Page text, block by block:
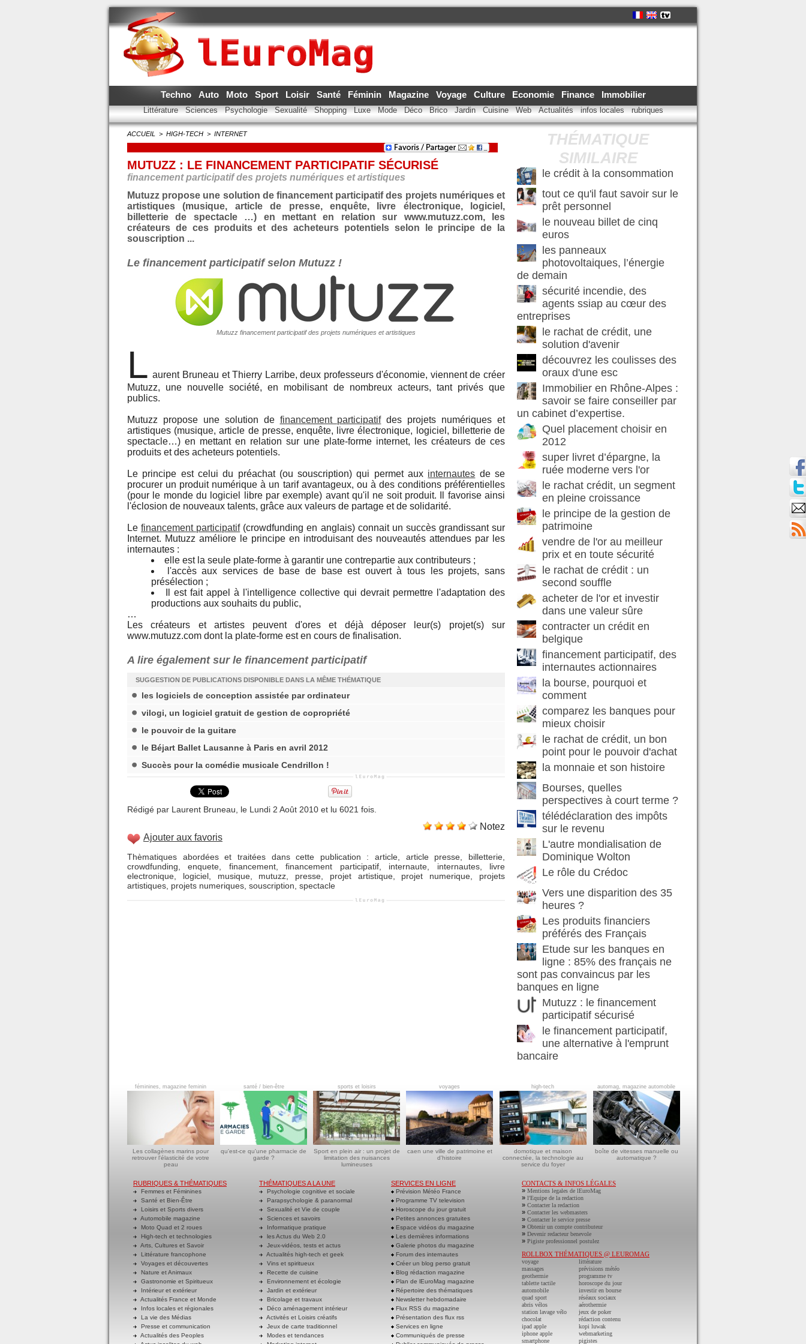
Techno Auto Moto Sport Loisir Santé Féminin Magazine Voyage Culture Economie Finance Immobilier
Littérature Sciences Psychologie Sexualité Shopping Luxe Mode Déco Brico Jardin Cuisine Web Actualités infos locales rubriques
ACCUEIL > HIGH-TECH > INTERNET
MUTUZZ : LE FINANCEMENT PARTICIPATIF SÉCURISÉ
financement participatif des projets numériques et artistiques
Mutuzz propose une solution de financement participatif des projets numériques et
artistiques (musique, article de presse, enquête, livre électronique, logiciel,
billetterie de spectacle …) en mettant en relation sur www.mutuzz.com, les
créateurs de ces produits et des acheteurs potentiels selon le principe de la
souscription ...
Le financement participatif selon Mutuzz !
Mutuzz financement participatif des projets numériques et artistiques
L aurent Bruneau et Thierry Larribe, deux professeurs d'économie, viennent de créer
Mutuzz, une nouvelle société, en mobilisant de nombreux acteurs, tant privés que
publics.
Mutuzz propose une solution de financement participatifdes projets numériques et
artistiques (musique, article de presse, enquête, livre électronique, logiciel, billetterie de
spectacle…) en mettant en relation sur une plate-forme internet, les créateurs de ces
produits et des acheteurs potentiels.
Le principe est celui du préachat (ou souscription) qui permet aux internautes de se
procurer un produit numérique à un tarif avantageux, ou à des conditions préférentielles
(pour le monde du logiciel libre par exemple) avant qu'il ne soit produit. Il favorise ainsi
l'éclosion de nouveaux talents, grâce aux valeurs de partage et de solidarité.
Lefinancement participatif(crowdfunding en anglais) connait un succès grandissant sur
Internet. Mutuzz améliore le principe en introduisant des nouveautés attendues par les
internautes :
elle est la seule plate-forme à garantir une contrepartie aux contributeurs ;
l'accès aux services de base de base est ouvert à tous les projets, sans
présélection ;
Il est fait appel à l'intelligence collective qui devrait permettre l'adaptation des
productions aux souhaits du public,
…
Les créateurs et artistes peuvent d'ores et déjà déposer leur(s) projet(s) sur
www.mutuzz.com dont la plate-forme est en cours de finalisation.
A lire également sur le financement participatif
SUGGESTION DE PUBLICATIONS DISPONIBLE DANS LA MÊME THÉMATIQUE
les logiciels de conception assistée par ordinateur
vilogi, un logiciel gratuit de gestion de copropriété
le pouvoir de la guitare
le Béjart Ballet Lausanne à Paris en avril 2012
Succès pour la comédie musicale Cendrillon !
Rédigé par Laurent Bruneau, le Lundi 2 Août 2010 et lu 6021 fois.
Notez
Ajouter aux favoris
Thèmatiques abordées et traitées dans cette publication :article article presse billetterie
crowdfunding ,enquete financement,financement participatif, internaute internautes, livre
electronique
logiciel, musique, mutuzz presse projet artistique, projet numerique
projets
artistiques projets numeriques souscription spectacle
THÉMATIQUE
SIMILAIRE
le crédit à la consommation
tout ce qu'il faut savoir sur le
prêt personnel
le nouveau billet de cinq
euros
les panneaux
photovoltaiques, l’énergie
de demain
sécurité incendie, des
agents ssiap au cœur des
entreprises
le rachat de crédit, une
solution d'avenir
découvrez les coulisses des
oraux d'une esc
Immobilier en Rhône-Alpes :
savoir se faire conseiller par
un cabinet d’expertise.
Quel placement choisir en
2012
super livret d’épargne, la
ruée moderne vers l'or
le rachat crédit, un segment
en pleine croissance
le principe de la gestion de
patrimoine
vendre de l'or au meilleur
prix et en toute sécurité
le rachat de crédit : un
second souffle
acheter de l'or et investir
dans une valeur sûre
contracter un crédit en
belgique
financement participatif, des
internautes actionnaires
la bourse, pourquoi et
comment
comparez les banques pour
mieux choisir
le rachat de crédit, un bon
point pour le pouvoir d'achat
la monnaie et son histoire
Bourses, quelles
perspectives à court terme ?
télédéclaration des impôts
sur le revenu
L'autre mondialisation de
Dominique Wolton
Le rôle du Crédoc
Vers une disparition des 35
heures ?
Les produits financiers
préférés des Français
Etude sur les banques en
ligne : 85% des français ne
sont pas convaincus par les
banques en ligne
Mutuzz : le financement
participatif sécurisé
le financement participatif,
une alternative à l'emprunt
bancaire
féminines, magazine feminin
Les collagènes marins pour
retrouver l'élasticité de votre
peau
santé / bien-être
qu'est-ce qu'une pharmacie de
garde ?
sports et loisirs
Sport en plein air : un projet de
limitation des nuisances
lumineuses
voyages
caen une ville de patrimoine et
d'histoire
high-tech
domotique et maison
connectée, la technologie au
service du foyer
automag, magazine automobile
boîte de vitesses manuelle ou
automatique ?
RUBRIQUES & THÉMATIQUES
Femmes et Féminines
Santé et Bien-Être
Loisirs et Sports divers
Automobile magazine
Moto Quad et 2 roues
High-tech et technologies
Arts, Cultures et Savoir
Littérature francophone
Voyages et découvertes
Nature et Animaux
Gastronomie et Spiritueux
Intérieur et extérieur
Actualités France et Monde
Infos locales et régionales
La vie des Médias
Presse et communication
Actualités des Peoples
THÉMATIQUES A LA UNE
Psychologie cognitive et sociale
Parapsychologie & paranormal
Sexualité et Vie de couple
Sciences et savoirs
Informatique pratique
les Actus du Web 2.0
Jeux-vidéos, tests et actus
Actualités high-tech et geek
Vins et spiritueux
Recette de cuisine
Environnement et écologie
Jardin et extérieur
Bricolage et travaux
Déco aménagement intérieur
Activités et Loisirs créatifs
Jeux de carte traditionnel
Modes et tendances
SERVICES EN LIGNE
Prévision Météo France
Programme TV television
Horoscope du jour gratuit
Petites annonces gratuites
Espace vidéos du magazine
Les dernières informations
Galerie photos du magazine
Forum des internautes
Créer un blog perso gratuit
Blog rédaction magazine
Plan de lEuroMag magazine
Répertoire des thématiques
Newsletter hebdomadaire
Flux RSS du magazine
Présentation des flux rss
Services en ligne
Communiqués de presse
CONTACTS & INFOS LÉGALES
» Mentions legales de lEuroMag
» l'Equipe de la redaction
» Contacter la redaction
» Contacter les webmasters
» Contacter le service presse
» Obtenir un compte contributeur
» Devenir redacteur benevole
» Pigiste professionnel postulez
ROLLBOX THÉMATIQUES @ LEUROMAG
voyage
massages
geothermie
tablette tactile
automobile
quad sport
abris vélos
station lavage vélo
chocolat
ipad apple
iphone apple
smartphone
littérature
prévisions météo
programme tv
horoscope du jour
investir en bourse
réséaux sociaux
aérothermie
jeux de poker
rédaction contenu
kopi luwak
webmarketing
pigistes